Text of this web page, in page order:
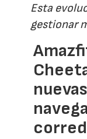
Esta
gestionar